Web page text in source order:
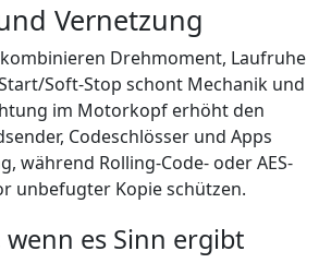
Vernetzung
Drehmoment, Laufruhe
Soft-Stop schont Mechanik und
im Motorkopf erhöht den
Codeschlösser und Apps
während Rolling-Code- oder AES-
unbefugter Kopie schützen.
es Sinn ergibt